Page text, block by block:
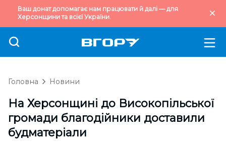
Ваш донат допомагає нам працювати й далі — для
Херсонщини та всієї України.
Головна Новини
На Херсонщині до Високопільської
громади благодійники доставили
будматеріали